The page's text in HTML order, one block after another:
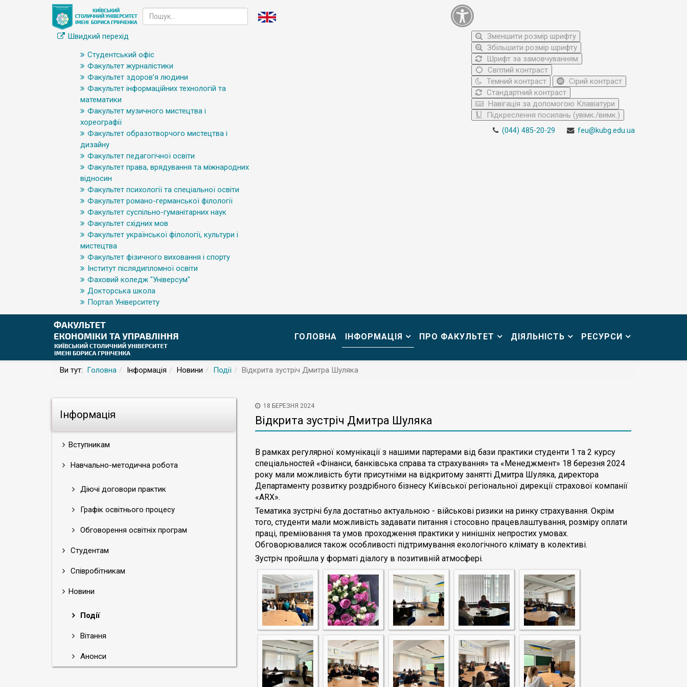
Швидкий перехід
Студентський офіс
Факультет журналістики
Факультет здоров’я людини
Факультет інформаційних технологій та
математики
Факультет музичного мистецтва і
хореографії
Факультет образотворчого мистецтва і
дизайну
Факультет педагогічної освіти
Факультет права, врядування та міжнародних
відносин
Факультет психології та спеціальної освіти
Факультет романо-германської філології
Факультет суспільно-гуманітарних наук
Факультет східних мов
Факультет української філології, культури і
мистецтва
Факультет фізичного виховання і спорту
Інститут післядипломної освіти
Фаховий коледж "Універсум"
Докторська школа
Портал Університету
Зменшити розмір шрифту
Збільшити розмір шрифту
Шрифт за замовчуванням
Світлий контраст
Темний контраст
Сірий контраст
Стандартний контраст
Навігація за допомогою Клавіатури
Підкреслення посилань (увімк./вимк.)
(044) 485-20-29 feu@kubg.edu.ua
ГОЛОВНА ІНФОРМАЦІЯ ПРО ФАКУЛЬТЕТ ДІЯЛЬНІСТЬ РЕСУРСИ
Ви тут: Головна Інформація Новини Події Відкрита зустріч Дмитра Шуляка
Інформація
Вступникам
Навчально-методична робота
Діючі договори практик
Графік освітнього процесу
Обговорення освітніх програм
Студентам
Співробітникам
Новини
Події
Вітання
Анонси
18 БЕРЕЗНЯ 2024
Відкрита зустріч Дмитра Шуляка
В рамках регулярної комунікації з нашими партерами від бази практики студенти 1 та 2 курсу
спеціальностей «Фінанси, банківська справа та страхування» та «Менеджмент» 18 березня 2024
року мали можливість бути присутніми на відкритому занятті Дмитра Шуляка, директора
Департаменту розвитку роздрібного бізнесу Київської регіональної дирекції страхової компанії
«ARX».
Тематика зустрічі була достатньо актуальною - військові ризики на ринку страхування. Окрім
того, студенти мали можливість задавати питання і стосовно працевлаштування, розміру оплати
праці, преміювання та умов проходження практики у нинішніх непростих умовах.
Обговорювалися також особливості підтримування екологічного клімату в колективі.
Зустріч пройшла у форматі діалогу в позитивній атмосфері.